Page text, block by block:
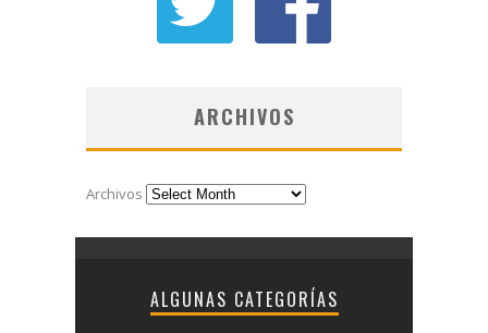
ARCHIVOS
Archivos
ALGUNAS CATEGORÍAS